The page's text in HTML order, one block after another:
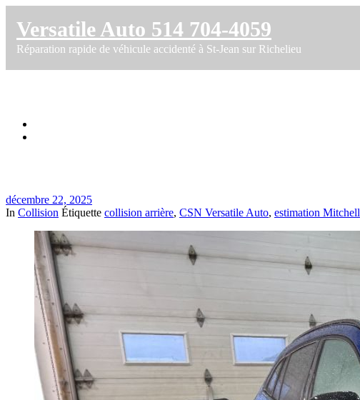
Versatile Auto 514 704-4059
Réparation rapide de véhicule accidenté à St-Jean sur Richelieu
décembre 22, 2025
In Collision Étiquette collision arrière, CSN Versatile Auto, estimation Mitchell